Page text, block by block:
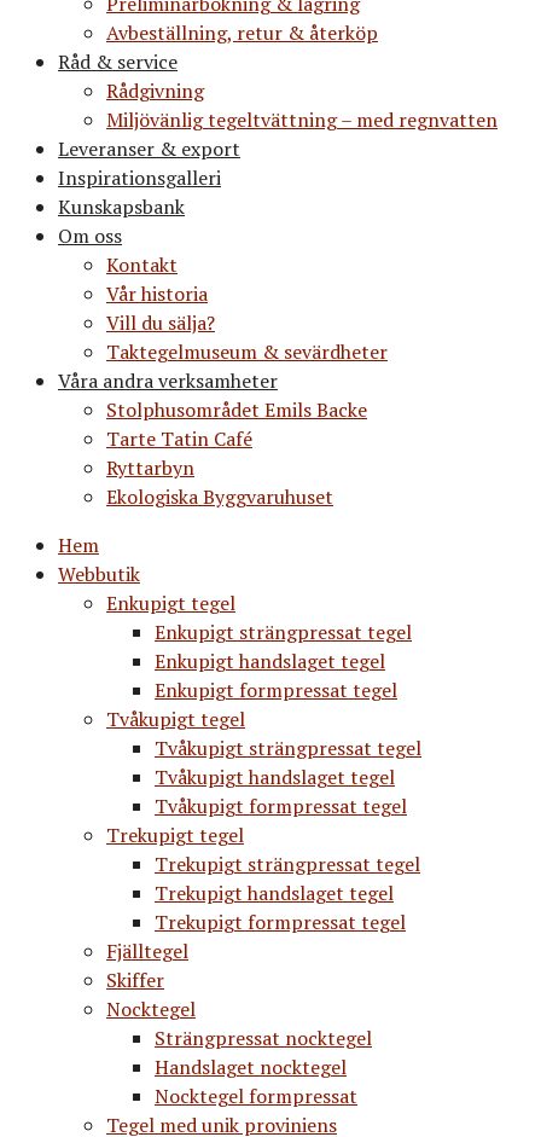
Avbeställning, retur & återköp
Råd & service
Rådgivning
Miljövänlig tegeltvättning – med regnvatten
Leveranser & export
Inspirationsgalleri
Kunskapsbank
Om oss
Kontakt
Vår historia
Vill du sälja?
Taktegelmuseum & sevärdheter
Våra andra verksamheter
Stolphusområdet Emils Backe
Tarte Tatin Café
Ryttarbyn
Ekologiska Byggvaruhuset
Hem
Webbutik
Enkupigt tegel
Enkupigt strängpressat tegel
Enkupigt handslaget tegel
Enkupigt formpressat tegel
Tvåkupigt tegel
Tvåkupigt strängpressat tegel
Tvåkupigt handslaget tegel
Tvåkupigt formpressat tegel
Trekupigt tegel
Trekupigt strängpressat tegel
Trekupigt handslaget tegel
Trekupigt formpressat tegel
Fjälltegel
Skiffer
Nocktegel
Strängpressat nocktegel
Handslaget nocktegel
Nocktegel formpressat
Tegel med unik proviniens